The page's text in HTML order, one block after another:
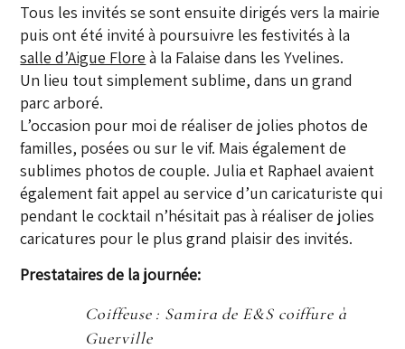
Tous les invités se sont ensuite dirigés vers la mairie
puis ont été invité à poursuivre les festivités à la
salle d’Aigue Flore à la Falaise dans les Yvelines.
Un lieu tout simplement sublime, dans un grand
parc arboré.
L’occasion pour moi de réaliser de jolies photos de
familles, posées ou sur le vif. Mais également de
sublimes photos de couple. Julia et Raphael avaient
également fait appel au service d’un caricaturiste qui
pendant le cocktail n’hésitait pas à réaliser de jolies
caricatures pour le plus grand plaisir des invités.
Prestataires de la journée:
Coiffeuse : Samira de E&S coiffure à
Guerville